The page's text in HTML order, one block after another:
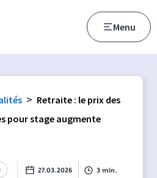
Menu
> Retraite : le prix des
pour stage augmente
27.03.2026 3 min.